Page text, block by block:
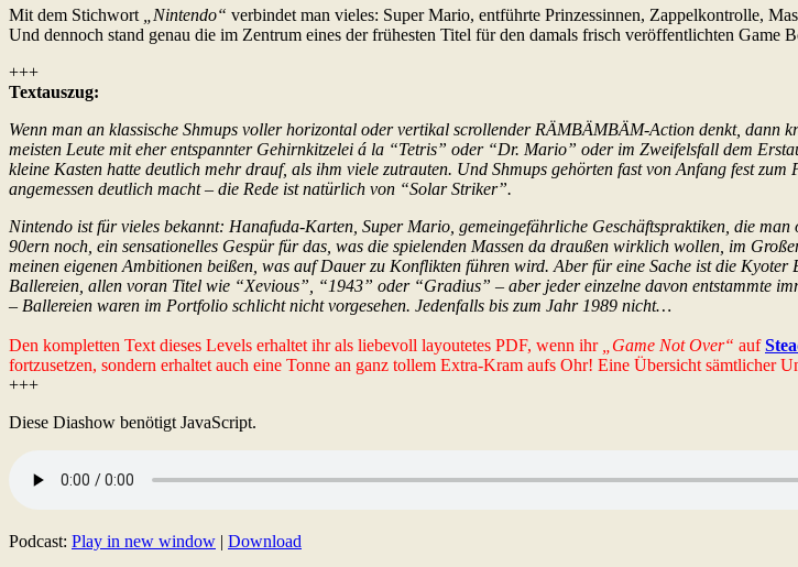
Mit dem Stichwort
„Nintendo“ verbindet man vieles: Super Mario, entführte Prinzessinnen, Zappelkontrolle,
Und dennoch stand genau die im Zentrum eines der frühesten Titel für den damals frisch veröffentlichten Game
+++
Textauszug:
Wenn man an klassische Shmups voller horizontal oder vertikal scrollender RÄMBÄMBÄM-Action denkt, dann
meisten Leute mit eher entspannter Gehirnkitzelei á la “Tetris” oder “Dr. Mario” oder im Zweifelsfall dem
kleine Kasten hatte deutlich mehr drauf, als ihm viele zutrauten. Und Shmups gehörten fast von Anfang fest
angemessen deutlich macht – die Rede ist natürlich von “Solar Striker”.
Nintendo ist für vieles bekannt: Hanafuda-Karten, Super Mario, gemeingefährliche Geschäftspraktiken, die
90ern noch, ein sensationelles Gespür für das, was die spielenden Massen da draußen wirklich wollen, im
meinen eigenen Ambitionen beißen, was auf Dauer zu Konflikten führen wird. Aber für eine Sache ist die
Ballereien, allen voran Titel wie “Xevious”, “1943” oder “Gradius” – aber jeder einzelne davon entstammte
– Ballereien waren im Portfolio schlicht nicht vorgesehen. Jedenfalls bis zum Jahr 1989 nicht…
Den kompletten Text dieses Levels erhaltet ihr als liebevoll layoutetes PDF, wenn ihr „Game Not Over“ auf
fortzusetzen, sondern erhaltet auch eine Tonne an ganz tollem Extra-Kram aufs Ohr! Eine Übersicht sämtlicher
+++
Diese Diashow benötigt JavaScript.
Podcast: Play in new window | Download